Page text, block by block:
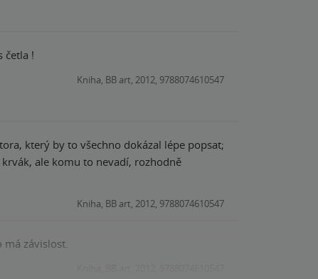
četla !
Kniha, BB art, 2012, 9788074610547
který by to všechno dokázal lépe popsat;
ale komu to nevadí, rozhodně
Kniha, BB art, 2012, 9788074610547
má závislost.